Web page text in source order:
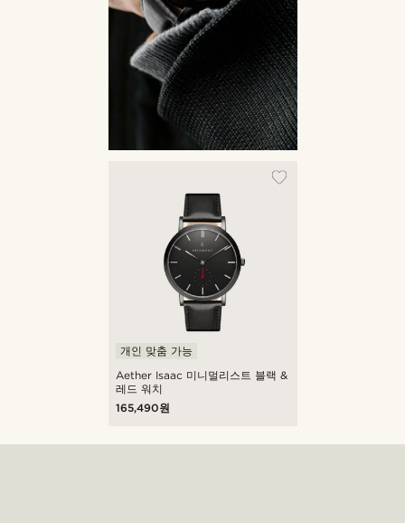
Aether Isaac 미니멀리스트 블랙 &
레드 워치
개인 맞춤 가능
165,490원